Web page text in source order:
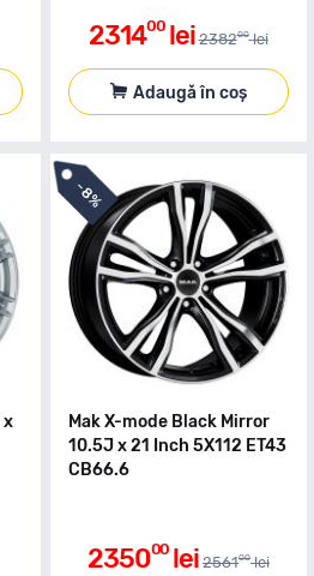
231400 lei 238200 lei
Adaugă în coș
x
-
8%
Mak X-mode Black Mirror
10.5J x 21 Inch 5X112 ET43
CB66.6
235000 lei 256100 lei